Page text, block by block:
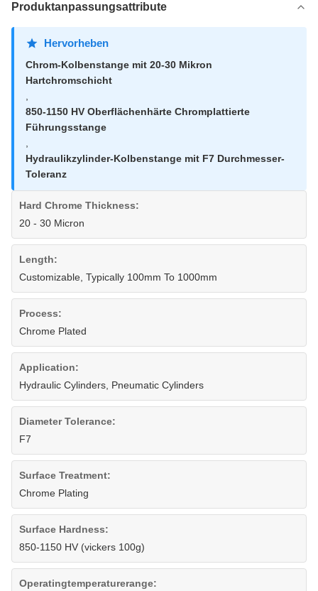
Produktanpassungsattribute
Hervorheben
Chrom-Kolbenstange mit 20-30 Mikron
Hartchromschicht
850-1150 HV Oberflächenhärte Chromplattierte
Führungsstange
Hydraulikzylinder-Kolbenstange mit F7 Durchmesser-
Toleranz
Hard Chrome Thickness:
20 - 30 Micron
Length:
Customizable, Typically 100mm To 1000mm
Process:
Chrome Plated
Application:
Hydraulic Cylinders, Pneumatic Cylinders
Diameter Tolerance:
F7
Surface Treatment:
Chrome Plating
Surface Hardness:
850-1150 HV (vickers 100g)
Operatingtemperaturerange: